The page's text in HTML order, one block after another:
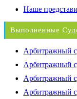
Наше
Выполненные
Арбитражный
Арбитражный
Арбитражный
Арбитражный